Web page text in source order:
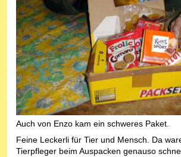
Auch von Enzo kam ein schweres Paket.
Feine Leckerli für Tier und Mensch. Da
Tierpfleger beim Auspacken genauso